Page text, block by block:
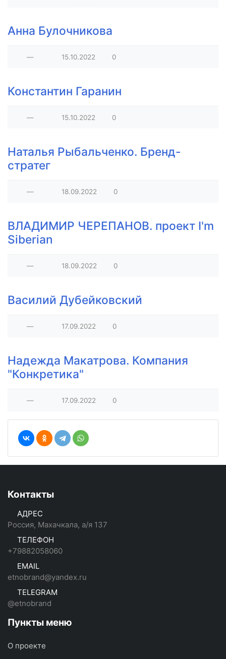
Анна Булочникова
— 15.10.2022 0
​Константин Гаранин
— 15.10.2022 0
​Наталья Рыбальченко. Бренд-
стратег
— 18.09.2022 0
​ВЛАДИМИР ЧЕРЕПАНОВ. проект I'm
Siberian
— 18.09.2022 0
Василий Дубейковский
— 17.09.2022 0
Надежда Макатрова. Компания
"Конкретика"
— 17.09.2022 0
Контакты
АДРЕС
Россия, Махачкала, а/я 137
ТЕЛЕФОН
+79882058060
EMAIL
etnobrand@yandex.ru
TELEGRAM
@etnobrand
Пункты меню
О проекте